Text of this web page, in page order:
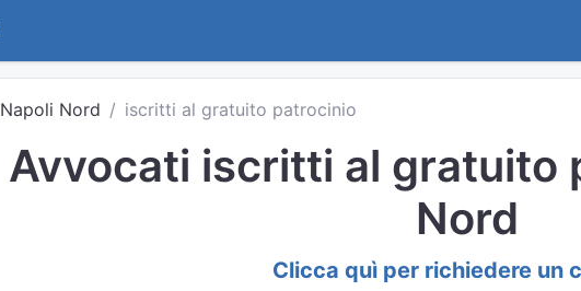
Napoli Nord iscritti al gratuito patrocinio
Avvocati iscritti al gratuito
Nord
Clicca quì per richiedere un